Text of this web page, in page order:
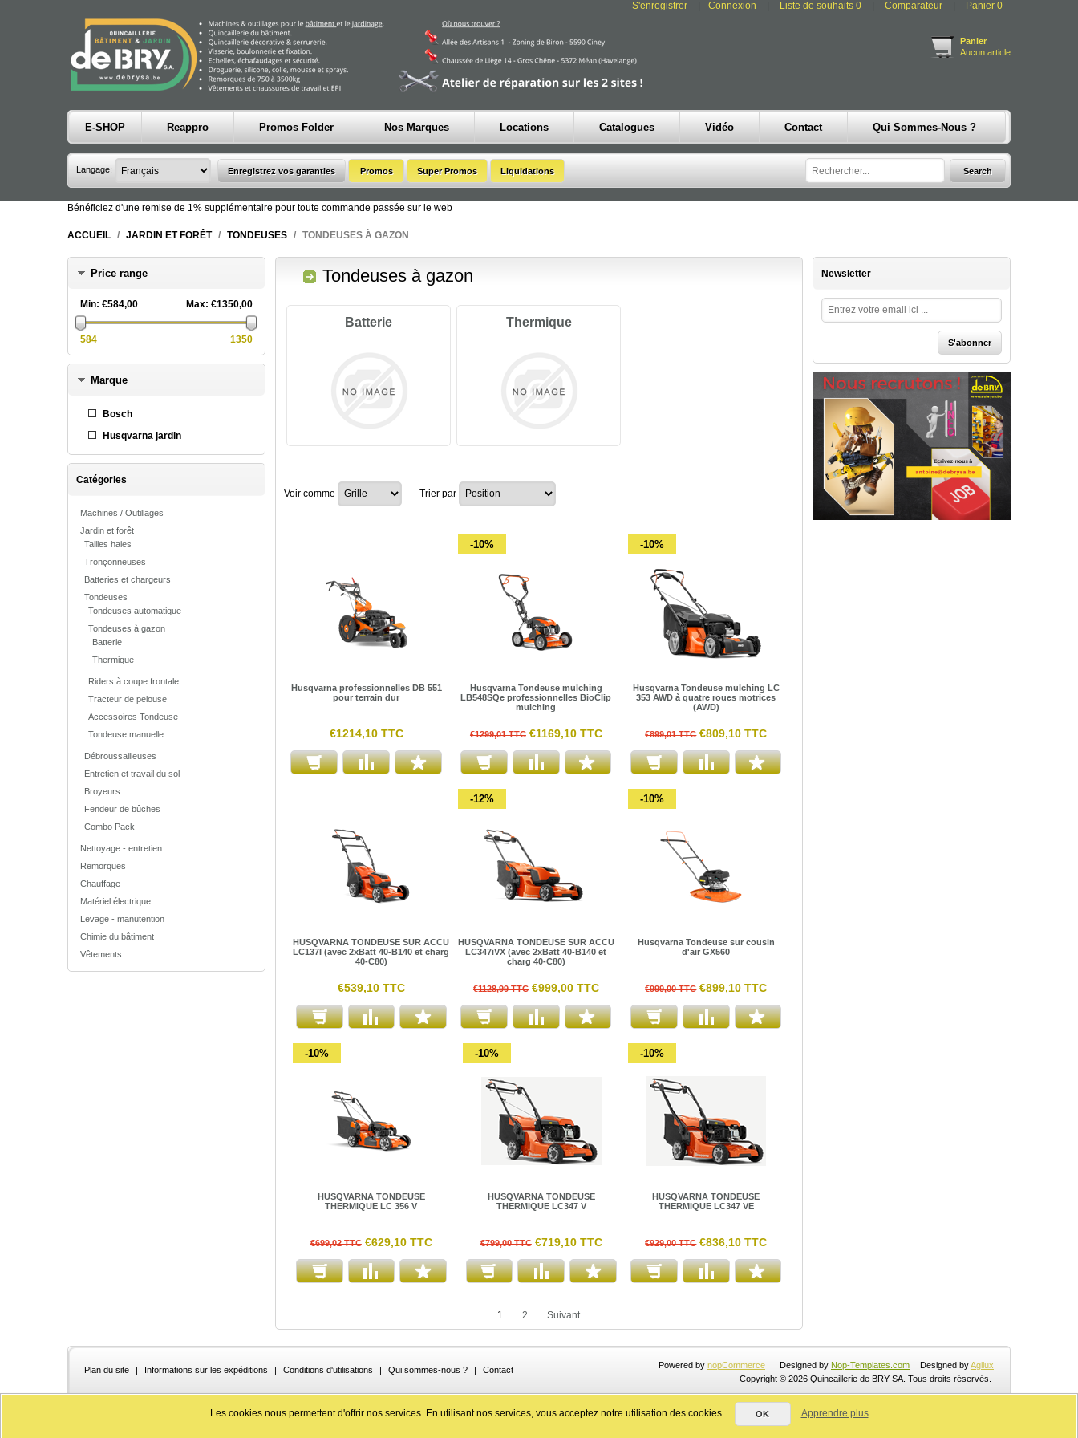
S'enregistrer Connexion Liste de souhaits 0 Comparateur Panier 0
Panier
Aucun article
E-SHOP Reappro Promos Folder Nos Marques Locations Catalogues Vidéo Contact Qui Sommes-Nous ?
Langage:
Bénéficiez d'une remise de 1% supplémentaire pour toute commande passée sur le web
ACCUEIL / JARDIN ET FORÊT / TONDEUSES / TONDEUSES À GAZON
Price range
Min: €584,00 Max: €1350,00
584 1350
Marque
Bosch
Husqvarna jardin
Catégories
Machines / Outillages
Jardin et forêt
Tailles haies
Tronçonneuses
Batteries et chargeurs
Tondeuses
Tondeuses automatique
Tondeuses à gazon
Batterie
Thermique
Riders à coupe frontale
Tracteur de pelouse
Accessoires Tondeuse
Tondeuse manuelle
Débroussailleuses
Entretien et travail du sol
Broyeurs
Fendeur de bûches
Combo Pack
Nettoyage - entretien
Remorques
Chauffage
Matériel électrique
Levage - manutention
Chimie du bâtiment
Vêtements
Tondeuses à gazon
Batterie Thermique
Voir comme Trier par
Husqvarna professionnelles DB 551
pour terrain dur
€1214,10 TTC
-10%
Husqvarna Tondeuse mulching
LB548SQe professionnelles BioClip
mulching
€1299,01 TTC €1169,10 TTC
-10%
Husqvarna Tondeuse mulching LC
353 AWD à quatre roues motrices
(AWD)
€899,01 TTC €809,10 TTC
HUSQVARNA TONDEUSE SUR ACCU
LC137I (avec 2xBatt 40-B140 et charg
40-C80)
€539,10 TTC
-12%
HUSQVARNA TONDEUSE SUR ACCU
LC347iVX (avec 2xBatt 40-B140 et
charg 40-C80)
€1128,99 TTC €999,00 TTC
-10%
Husqvarna Tondeuse sur cousin
d'air GX560
€999,00 TTC €899,10 TTC
-10%
HUSQVARNA TONDEUSE
THERMIQUE LC 356 V
€699,02 TTC €629,10 TTC
-10%
HUSQVARNA TONDEUSE
THERMIQUE LC347 V
€799,00 TTC €719,10 TTC
-10%
HUSQVARNA TONDEUSE
THERMIQUE LC347 VE
€929,00 TTC €836,10 TTC
1 2 Suivant
Newsletter
Plan du site | Informations sur les expéditions | Conditions d'utilisations | Qui sommes-nous ? | Contact Powered by nopCommerce Designed by Nop-Templates.com Designed byAgilux
Copyright © 2026 Quincaillerie de BRY SA. Tous droits réservés.
Les cookies nous permettent d'offrir nos services. En utilisant nos services, vous acceptez notre utilisation des cookies. OK Apprendre plus